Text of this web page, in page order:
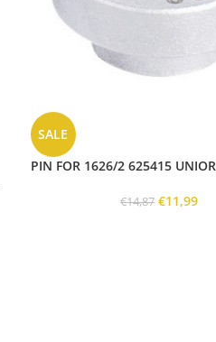
SALE
PIN FOR 1626/2 625415 UNIOR
€14,87 €11,99